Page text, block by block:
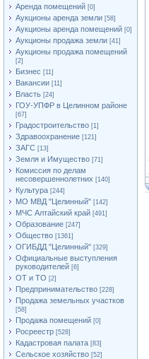
Аренда помещений [0]
Аукционы аренда земли [58]
Аукционы аренда помещений [0]
Аукционы продажа земли [41]
Аукционы продажа помещений
[2]
Бизнес [11]
Вакансии [11]
Власть [24]
ГОУ-УПФР в Целинном районе
[67]
Градостроительство [1]
Здравоохранение [121]
ЗАГС [13]
Земля и Имущество [71]
Комиссия по делам
несовершеннолетних [140]
Культура [244]
МО МВД "Целинный" [142]
МЧС Алтайский край [491]
Образование [247]
Общество [1361]
ОГИБДД "Целинный" [329]
Официальные выступления
руководителей [6]
ОТ и ТО [2]
Предпринимательство [228]
Продажа земельных участков
[58]
Продажа помещений [0]
Росреестр [528]
Кадастровая палата [83]
Сельское хозяйство [52]